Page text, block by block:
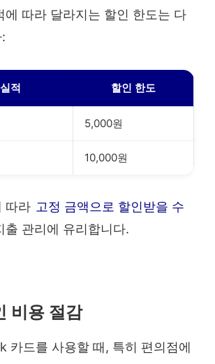
에 따라 달라지는 할인 한도는 다
적 할인 한도
5,000원
10,000원
따라 고정 금액으로 할인받을 수
출 관리에 유리합니다.
비용 절감
카드를 사용할 때, 특히 편의점에